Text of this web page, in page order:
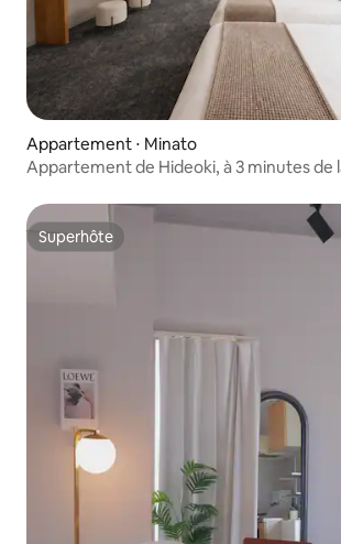
Appartement ⋅ Minato
Appartement de Hideoki, à 3 minutes de
Superhôte
Superhôte